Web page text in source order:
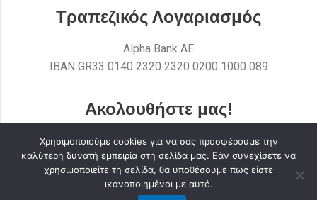
Τραπεζικός Λογαριασμός
Alpha Bank AE
ΙΒΑΝ GR33 0140 2320 2320 0200 1000 089
Ακολουθήστε μας!
Χρησιμοποιούμε cookies για να σας προσφέρουμε την
καλύτερη δυνατή εμπειρία στη σελίδα μας. Εάν συνεχίσετε να
χρησιμοποιείτε τη σελίδα, θα υποθέσουμε πως είστε
ικανοποιημένοι με αυτό.